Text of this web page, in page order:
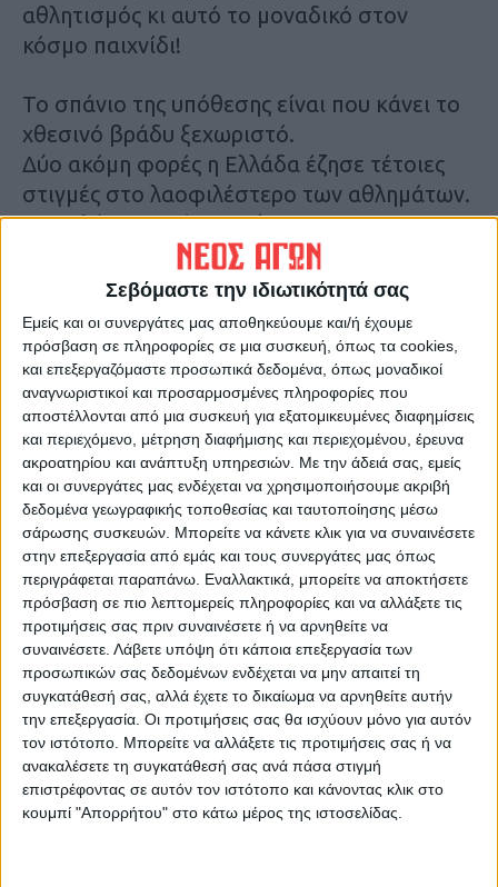
Σεβόμαστε την ιδιωτικότητά σας
Εμείς και οι συνεργάτες μας αποθηκεύουμε και/ή έχουμε
πρόσβαση σε πληροφορίες σε μια συσκευή, όπως τα cookies,
και επεξεργαζόμαστε προσωπικά δεδομένα, όπως μοναδικοί
αναγνωριστικοί και προσαρμοσμένες πληροφορίες που
αποστέλλονται από μια συσκευή για εξατομικευμένες διαφημίσεις
και περιεχόμενο, μέτρηση διαφήμισης και περιεχομένου, έρευνα
ακροατηρίου και ανάπτυξη υπηρεσιών. Με την άδειά σας, εμείς
και οι συνεργάτες μας ενδέχεται να χρησιμοποιήσουμε ακριβή
δεδομένα γεωγραφικής τοποθεσίας και ταυτοποίησης μέσω
σάρωσης συσκευών. Μπορείτε να κάνετε κλικ για να συναινέσετε
στην επεξεργασία από εμάς και τους συνεργάτες μας όπως
περιγράφεται παραπάνω. Εναλλακτικά, μπορείτε να αποκτήσετε
πρόσβαση σε πιο λεπτομερείς πληροφορίες και να αλλάξετε τις
προτιμήσεις σας πριν συναινέσετε ή να αρνηθείτε να
συναινέσετε. Λάβετε υπόψη ότι κάποια επεξεργασία των
προσωπικών σας δεδομένων ενδέχεται να μην απαιτεί τη
συγκατάθεσή σας, αλλά έχετε το δικαίωμα να αρνηθείτε αυτήν
την επεξεργασία. Οι προτιμήσεις σας θα ισχύουν μόνο για αυτόν
τον ιστότοπο. Μπορείτε να αλλάξετε τις προτιμήσεις σας ή να
ανακαλέσετε τη συγκατάθεσή σας ανά πάσα στιγμή
επιστρέφοντας σε αυτόν τον ιστότοπο και κάνοντας κλικ στο
κουμπί "Απορρήτου" στο κάτω μέρος της ιστοσελίδας.
αθλητισμός κι αυτό το μοναδικό στον
κόσμο παιχνίδι!
Το σπάνιο της υπόθεσης είναι που κάνει το
χθεσινό βράδυ ξεχωριστό.
Δύο ακόμη φορές η Ελλάδα έζησε τέτοιες
στιγμές στο λαοφιλέστερο των αθλημάτων.
Το πολύ μακρινό1971 όταν ο
Παναθηναϊκός πρώτα στους
προημιτελικούς με το 0-0 στη Λεωφόρο
Αλεξάνδρας με την Εβερτον και στη
συνέχεια στους ημιτελικούς με 1-4 στο
Βελιγράδι και 3-0 στην Αθήνα κόντρα στον
Ερυθρό Αστέρα,έπαιρνε την πρόκριση για
τον τελικό του Κυπέλλου Πρωταθλητριών
στο Γουέμπλεϊκαι φυσικά η εποποιϊατο
καλοκαίρι του 2004 όταν ο Τραϊανός
Δέλλας με την κεφαλιά στο πρώτο δοκάρι
άφηνε τους Τσέχους σε “κώμα” και
έστελνε την εθνική μας στον τελικό του
Γιούρο στη Λισαβόνα!
Οι άλλες τρεις απόπειρες (Παναθηναϊκός
1985 και 1996 και ΑΕΚ 1977) δεν έβγαλαν
στο… ξέφωτο της χαράς!!!
Από χθες βράδυ ο Ολυμπιακός γίνεται η
δεύτερη Ελληνική ομάδα σε διασυλλογικό